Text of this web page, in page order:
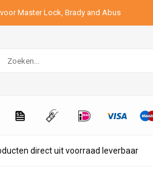
Master Lock, Brady and Abus
direct uit voorraad leverbaar